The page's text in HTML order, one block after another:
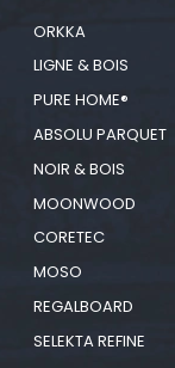
ORKKA
LIGNE & BOIS
PURE HOME®
ABSOLU PARQUET
NOIR & BOIS
MOONWOOD
CORETEC
MOSO
REGALBOARD
SELEKTA REFINE